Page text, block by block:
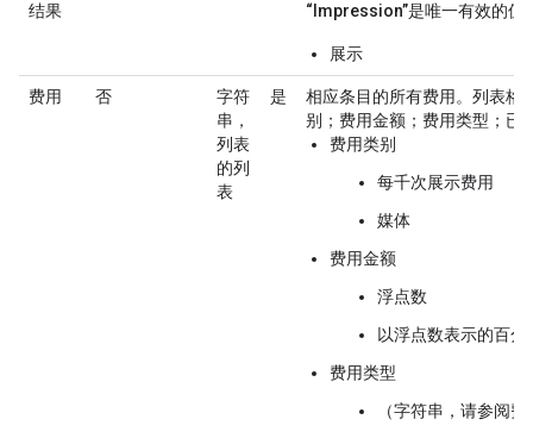
结果
“Impression”是唯一有效的值
展示
费用 否
字符
串，
列表
的列
表
是
相应条目的所有费用。列表格
别；费用金额；费用类型；已
费用类别
每千次展示费用
媒体
费用金额
浮点数
以浮点数表示的百分
费用类型
（字符串，请参阅